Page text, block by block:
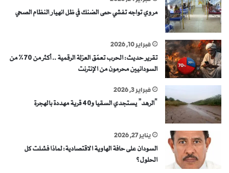
مروي تواجه تفشي حمى الضنك في ظل انهيار النظام الصحي
فبراير 10, 2026
تقرير حديث: الحرب تعمّق العزلة الرقمية .. أكثر من 70% من
السودانيين محرمون من الإنترنت
فبراير 3, 2026
“الرهد” يستجدي السقيا و40 قرية مهددة بالهجرة
يناير 27, 2026
السودان على حافة الهاوية الاقتصادية: لماذا فشلت كل
الحلول؟